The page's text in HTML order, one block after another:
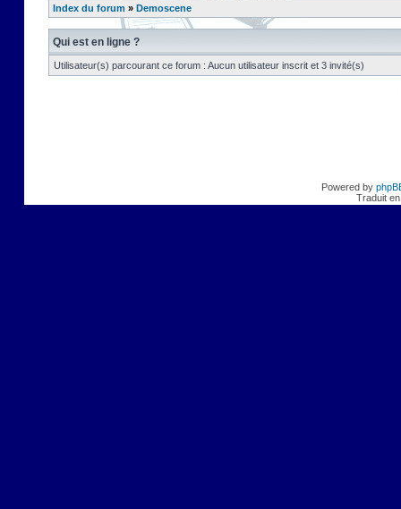
Index du forum » Demoscene
Qui est en ligne ?
Utilisateur(s) parcourant ce forum : Aucun utilisateur inscrit et 3 invité(s)
Powered by
Traduit